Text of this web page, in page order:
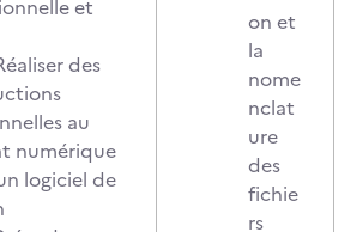
et
des
au
numérique
logiciel de
on et
la
nome
nclat
ure
des
fichie
rs